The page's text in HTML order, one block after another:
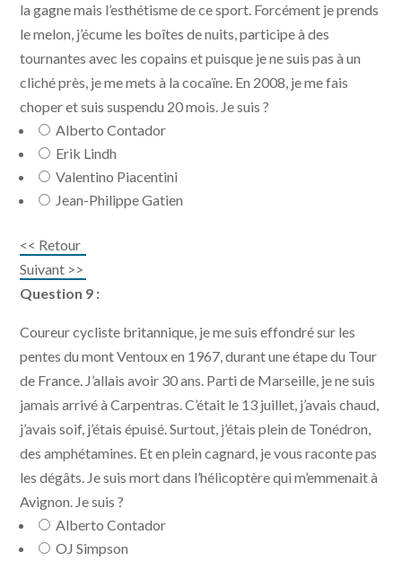
la gagne mais l’esthétisme de ce sport. Forcément je prends
le melon, j’écume les boîtes de nuits, participe à des
tournantes avec les copains et puisque je ne suis pas à un
cliché près, je me mets à la cocaïne. En 2008, je me fais
choper et suis suspendu 20 mois. Je suis ?
Alberto Contador
Erik Lindh
Valentino Piacentini
Jean-Philippe Gatien
<< Retour
Suivant >>
Question 9 :
Coureur cycliste britannique, je me suis effondré sur les
pentes du mont Ventoux en 1967, durant une étape du Tour
de France. J’allais avoir 30 ans. Parti de Marseille, je ne suis
jamais arrivé à Carpentras. C’était le 13 juillet, j’avais chaud,
j’avais soif, j’étais épuisé. Surtout, j’étais plein de Tonédron,
des amphétamines. Et en plein cagnard, je vous raconte pas
les dégâts. Je suis mort dans l’hélicoptère qui m’emmenait à
Avignon. Je suis ?
Alberto Contador
OJ Simpson